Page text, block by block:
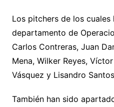
Los pitchers de los cuales
departamento de
Carlos Contreras, Juan
Mena, Wilker Reyes,
Vásquez y Lisandro
También han sido